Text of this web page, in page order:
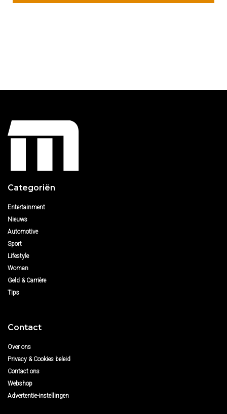
Categoriën
Entertainment
Nieuws
Automotive
Sport
Lifestyle
Woman
Geld & Carrière
Tips
Contact
Over ons
Privacy & Cookies beleid
Contact ons
Webshop
Advertentie-instellingen